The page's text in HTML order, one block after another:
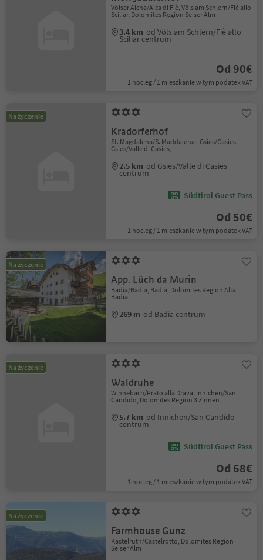
Völser Aicha/Aica di Fiè, Völs am Schlern/Fiè allo
Sciliar, Dolomites Region Seiser Alm
3.4 km od Völs am Schlern/Fiè allo
Sciliar centrum
Od 90€
1 nocleg / 1 mieszkanie w tym podatek VAT
Na życzenie
Kradorferhof
St. Magdalena/S. Maddalena - Gsies/Casies,
Gsies/Valle di Casies,
2.5 km od Gsies/Valle di Casies
centrum
Südtirol Guest Pass
Od 50€
1 nocleg / 1 mieszkanie w tym podatek VAT
Na życzenie
App. Lüch da Murin
Badia/Badia, Badia, Dolomites Region Alta
Badia
269 m od Badia centrum
Na życzenie
Waldruhe
Winnebach/Prato alla Drava, Innichen/San
Candido, Dolomites Region 3 Zinnen
5.7 km od Innichen/San Candido
centrum
Südtirol Guest Pass
Od 68€
1 nocleg / 1 mieszkanie w tym podatek VAT
Na życzenie
Farmhouse Gunz
Kastelruth/Castelrotto, Dolomites Region
Seiser Alm